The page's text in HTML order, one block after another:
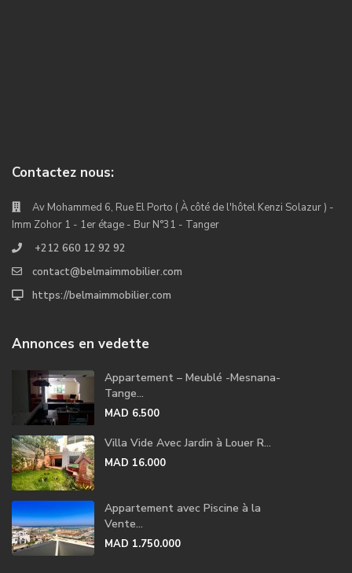
Contactez nous:
Av Mohammed 6, Rue El Porto ( À côté de l'hôtel Kenzi Solazur ) -
Imm Zohor 1 - 1er étage - Bur N°31 - Tanger
+212 660 12 92 92
contact@belmaimmobilier.com
https://belmaimmobilier.com
Annonces en vedette
Appartement – Meublé -Mesnana-
Tange...
MAD 6.500
Villa Vide Avec Jardin à Louer R...
MAD 16.000
Appartement avec Piscine à la
Vente...
MAD 1.750.000